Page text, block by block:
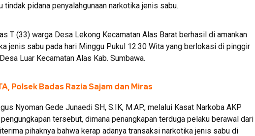
tindak pidana penyalahgunaan narkotika jenis sabu.
T (33) warga Desa Lekong Kecamatan Alas Barat berhasil di amankan
jenis sabu pada hari Minggu Pukul 12.30 Wita yang berlokasi di pinggir
Luar Kecamatan Alas Kab. Sumbawa.
Polsek Badas Razia Sajam dan Miras
Nyoman Gede Junaedi SH, S.IK, M.AP., melalui Kasat Narkoba AKP
tersebut, dimana penangkapan terduga pelaku berawal dari
pihaknya bahwa kerap adanya transaksi narkotika jenis sabu di